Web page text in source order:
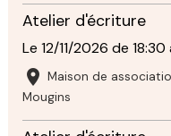
Atelier d'écriture
Le 12/11/2026 de 18:30
Maison de
Mougins